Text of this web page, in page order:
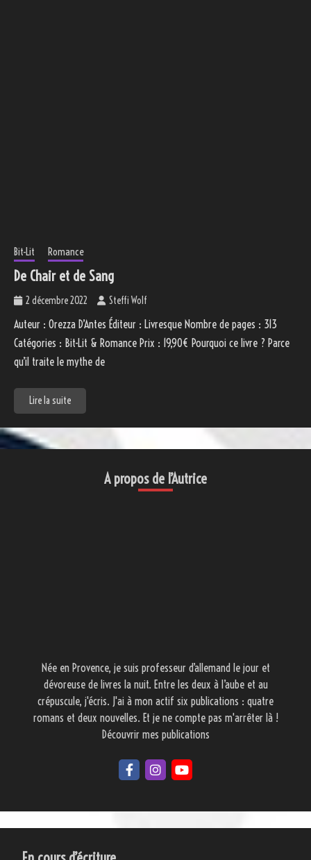
Bit-Lit Romance
De Chair et de Sang
2 décembre 2022 Steffi Wolf
Auteur : Orezza D’Antes Éditeur : Livresque Nombre de pages : 313
Catégories : Bit-Lit & Romance Prix : 19,90€ Pourquoi ce livre ? Parce
qu’il traite le mythe de
Lire la suite
A propos de l’Autrice
Née en Provence, je suis professeur d’allemand le jour et
dévoreuse de livres la nuit. Entre les deux à l’aube et au
crépuscule, j'écris. J'ai à mon actif six publications : quatre
romans et deux nouvelles. Et je ne compte pas m'arrêter là !
Découvrir mes publications